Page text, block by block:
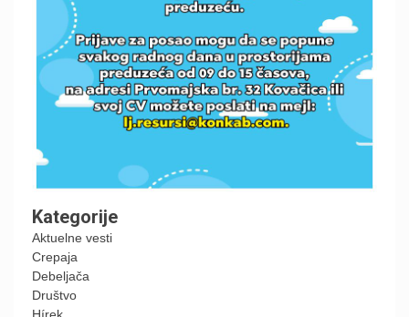
Kategorije
Aktuelne vesti
Crepaja
Debeljača
Društvo